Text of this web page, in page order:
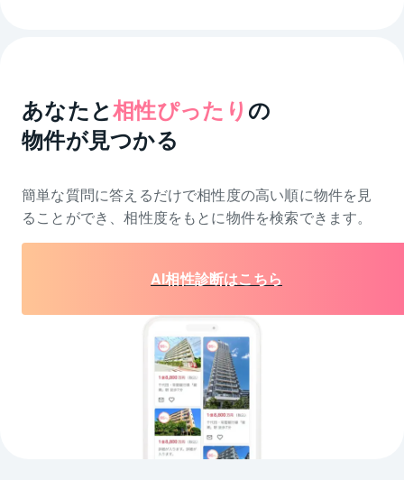
あなたと相性ぴったり の
物件が見つかる
簡単な質問に答えるだけで相性度の高い順に物件を 見
ることができ、相性度をもとに物件を検索できます。
AI相性診断はこちら